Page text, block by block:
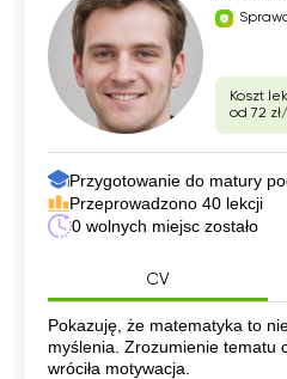
Koszt
od 72
Przygotowanie do matury
Przeprowadzono 40 lekcji
0 wolnych miejsc zostało
CV
CV
Pokazuję, że matematyka to
myślenia. Zrozumienie tematu
wróciła motywacja.